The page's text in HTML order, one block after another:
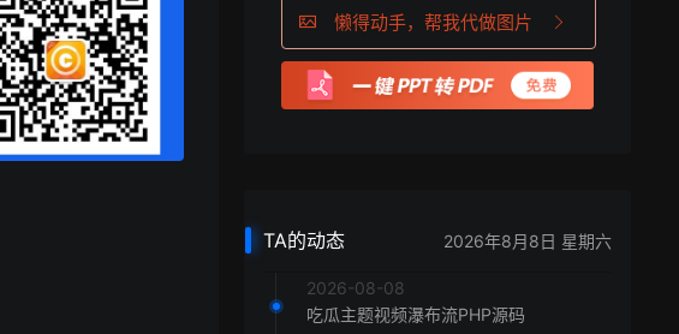
懒得动手，帮我代做图片
TA的动态 2026年8月8日 星期六
2026-08-08
吃瓜主题视频瀑布流PHP源码